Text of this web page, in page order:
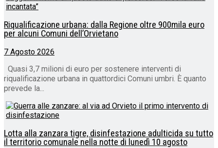
Riqualificazione urbana: dalla Regione oltre 900mila euro
per alcuni Comuni dell’Orvietano
7 Agosto 2026
Quasi 3,7 milioni di euro per sostenere interventi di
riqualificazione urbana in quattordici Comuni umbri. È quanto
prevede la...
Lotta alla zanzara tigre, disinfestazione adulticida su tutto
il territorio comunale nella notte di lunedì 10 agosto